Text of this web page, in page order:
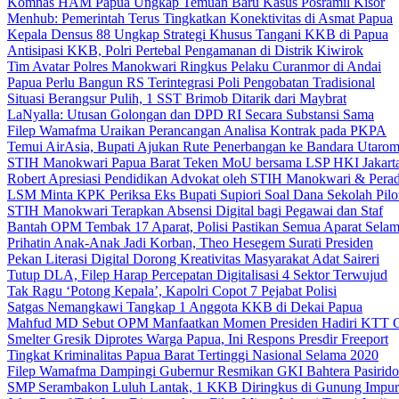
Menhub: Pemerintah Terus Tingkatkan Konektivitas di Asmat Papua
Kepala Densus 88 Ungkap Strategi Khusus Tangani KKB di Papua
Antisipasi KKB, Polri Pertebal Pengamanan di Distrik Kiwirok
Tim Avatar Polres Manokwari Ringkus Pelaku Curanmor di Andai
Papua Perlu Bangun RS Terintegrasi Poli Pengobatan Tradisional
Situasi Berangsur Pulih, 1 SST Brimob Ditarik dari Maybrat
LaNyalla: Utusan Golongan dan DPD RI Secara Substansi Sama
Filep Wamafma Uraikan Perancangan Analisa Kontrak pada PKPA
Temui AirAsia, Bupati Ajukan Rute Penerbangan ke Bandara Utarom
STIH Manokwari Papua Barat Teken MoU bersama LSP HKI
Robert Apresiasi Pendidikan Advokat oleh STIH Manokwari &
LSM Minta KPK Periksa Eks Bupati Supiori Soal Dana Sekolah
STIH Manokwari Terapkan Absensi Digital bagi Pegawai dan Staf
Bantah OPM Tembak 17 Aparat, Polisi Pastikan Semua Aparat
Prihatin Anak-Anak Jadi Korban, Theo Hesegem Surati Presiden
Pekan Literasi Digital Dorong Kreativitas Masyarakat Adat Saireri
Tutup DLA, Filep Harap Percepatan Digitalisasi 4 Sektor Terwujud
Tak Ragu ‘Potong Kepala’, Kapolri Copot 7 Pejabat Polisi
Satgas Nemangkawi Tangkap 1 Anggota KKB di Dekai Papua
Mahfud MD Sebut OPM Manfaatkan Momen Presiden Hadiri KTT
Smelter Gresik Diprotes Warga Papua, Ini Respons Presdir Freeport
Tingkat Kriminalitas Papua Barat Tertinggi Nasional Selama 2020
Filep Wamafma Dampingi Gubernur Resmikan GKI Bahtera Pasirido
SMP Serambakon Luluh Lantak, 1 KKB Diringkus di Gunung